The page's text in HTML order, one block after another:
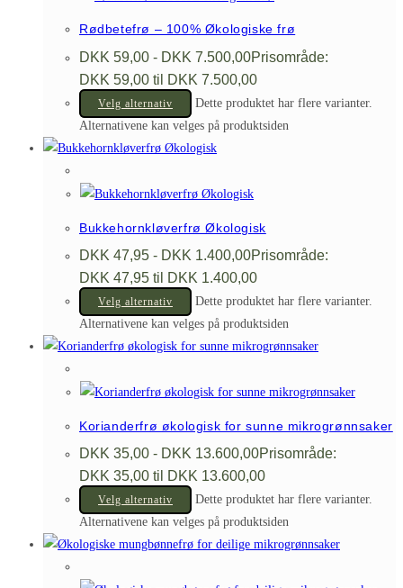
Rødbetefrø – 100% Økologiske frø
DKK 59,00 - DKK 7.500,00Prisområde:
DKK 59,00 til DKK 7.500,00
Velg alternativ
Dette produktet har flere varianter.
Alternativene kan velges på produktsiden
Bukkehornkløverfrø Økologisk
DKK 47,95 - DKK 1.400,00Prisområde:
DKK 47,95 til DKK 1.400,00
Velg alternativ
Dette produktet har flere varianter.
Alternativene kan velges på produktsiden
Korianderfrø økologisk for sunne mikrogrønnsaker
DKK 35,00 - DKK 13.600,00Prisområde:
DKK 35,00 til DKK 13.600,00
Velg alternativ
Dette produktet har flere varianter.
Alternativene kan velges på produktsiden